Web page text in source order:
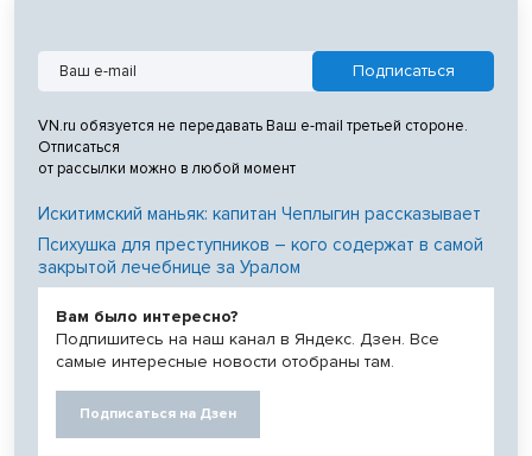
VN.ru обязуется не передавать Ваш e-mail третьей стороне.
Отписаться
от рассылки можно в любой момент
Искитимский маньяк: капитан Чеплыгин рассказывает
Психушка для преступников – кого содержат в самой
закрытой лечебнице за Уралом
Вам было интересно?
Подпишитесь на наш канал в Яндекс. Дзен. Все
самые интересные новости отобраны там.
Подписаться на Дзен